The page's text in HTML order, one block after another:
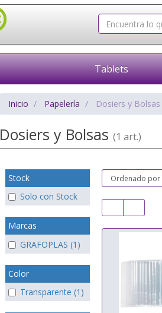
Tablets
Inicio Papelería Dosiers y Bolsas
Dosiers y Bolsas (1 art.)
Stock
Solo con Stock
Marcas
GRAFOPLAS (1)
Color
Transparente (1)